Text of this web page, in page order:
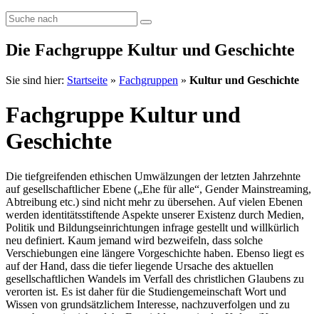
Die Fachgruppe Kultur und Geschichte
Sie sind hier: Startseite » Fachgruppen » Kultur und Geschichte
Fachgruppe Kultur und
Geschichte
Die tiefgreifenden ethischen Umwälzungen der letzten Jahrzehnte
auf gesellschaftlicher Ebene („Ehe für alle“, Gender Mainstreaming,
Abtreibung etc.) sind nicht mehr zu übersehen. Auf vielen Ebenen
werden identitätsstiftende Aspekte unserer Existenz durch Medien,
Politik und Bildungseinrichtungen infrage gestellt und willkürlich
neu definiert. Kaum jemand wird bezweifeln, dass solche
Verschiebungen eine längere Vorgeschichte haben. Ebenso liegt es
auf der Hand, dass die tiefer liegende Ursache des aktuellen
gesellschaftlichen Wandels im Verfall des christlichen Glaubens zu
verorten ist. Es ist daher für die Studiengemeinschaft Wort und
Wissen von grundsätzlichem Interesse, nachzuverfolgen und zu